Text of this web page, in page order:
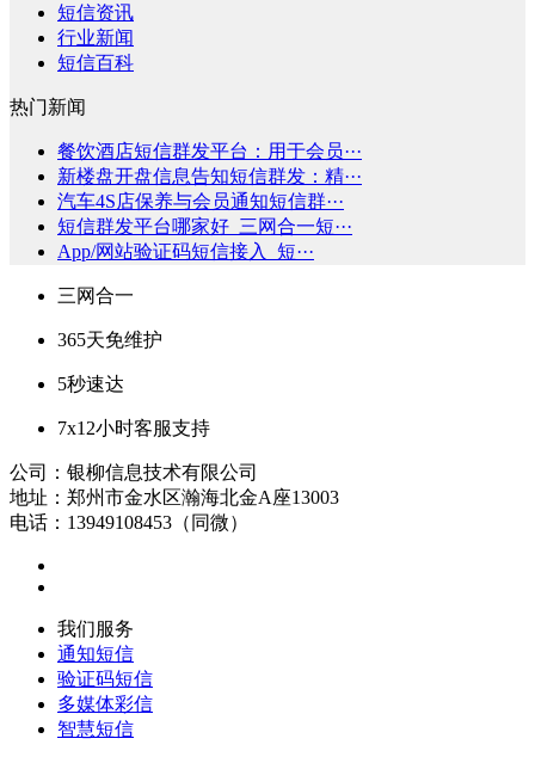
短信资讯
行业新闻
短信百科
热门新闻
餐饮酒店短信群发平台：用于会员···
新楼盘开盘信息告知短信群发：精···
汽车4S店保养与会员通知短信群···
短信群发平台哪家好_三网合一短···
App/网站验证码短信接入_短···
三网合一
365天免维护
5秒速达
7x12小时客服支持
公司：银柳信息技术有限公司
地址：郑州市金水区瀚海北金A座13003
电话：13949108453（同微）
我们服务
通知短信
验证码短信
多媒体彩信
智慧短信